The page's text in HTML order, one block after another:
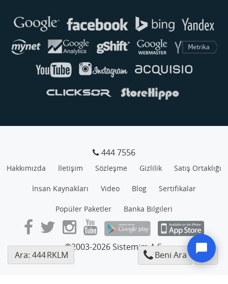
444 7556
Hakkımızda İletişim Sözleşme Gizlilik Satış Ortaklığı
İnsan Kaynakları Video Blog Sertifikalar
Popüler Paketler Banka Bilgileri
©2003-2026 Sistemim A.Ş.
Ara: 444RKLM Beni Ara